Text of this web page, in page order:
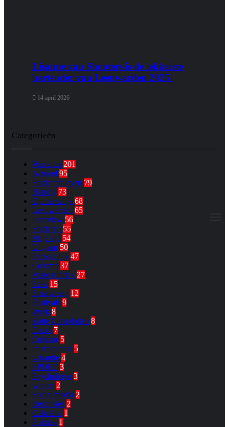
Lisanne van Shooters is de lekkerste
bartender van Leeuwarden 2025!
14 april 2026
Categorieën
Van alles 201
Actueel 95
Studentenleven 79
Handig 73
Opmerkelijk 68
Leeuwarden 65
Interview 56
Studeren 55
Vrije tijd 54
Uitgaan 50
Persoonlijk 47
Column 37
Vaste rubriek 27
Seks 15
Straatvraag 12
Festivals 9
Werk 8
Zotte Complotten 8
Foto's 7
Culinair 5
international 5
vakantie 4
SPORT 3
Psychologie 3
wonen 2
Social media 2
Recensies 2
Oekraïne 1
Politiek 1